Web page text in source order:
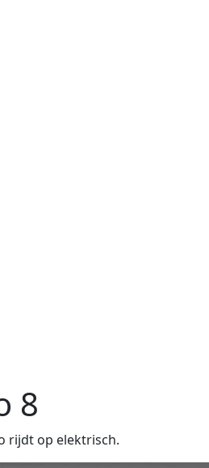
8
rijdt op elektrisch.